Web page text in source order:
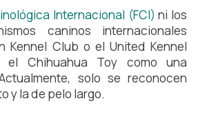
Internacional (FCI) ni los
caninos internacionales
Kennel Club o el United Kennel
el Chihuahua Toy como una
solo se reconocen
y la de pelo largo.